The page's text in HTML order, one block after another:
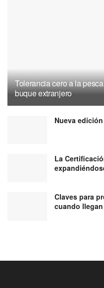
Tolerancia cero a la
buque extranjero
Nueva
La
Claves para
cuando